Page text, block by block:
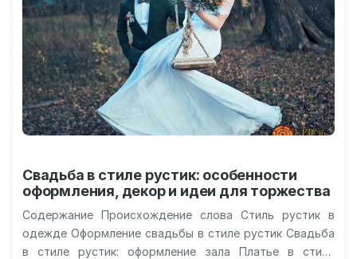
Свадьба в стиле рустик: особенности
оформления, декор и идеи для торжества
Содержание Происхождение слова Стиль рустик в
одежде Оформление свадьбы в стиле рустик Свадьба
в стиле рустик: оформление зала Платье в стиле